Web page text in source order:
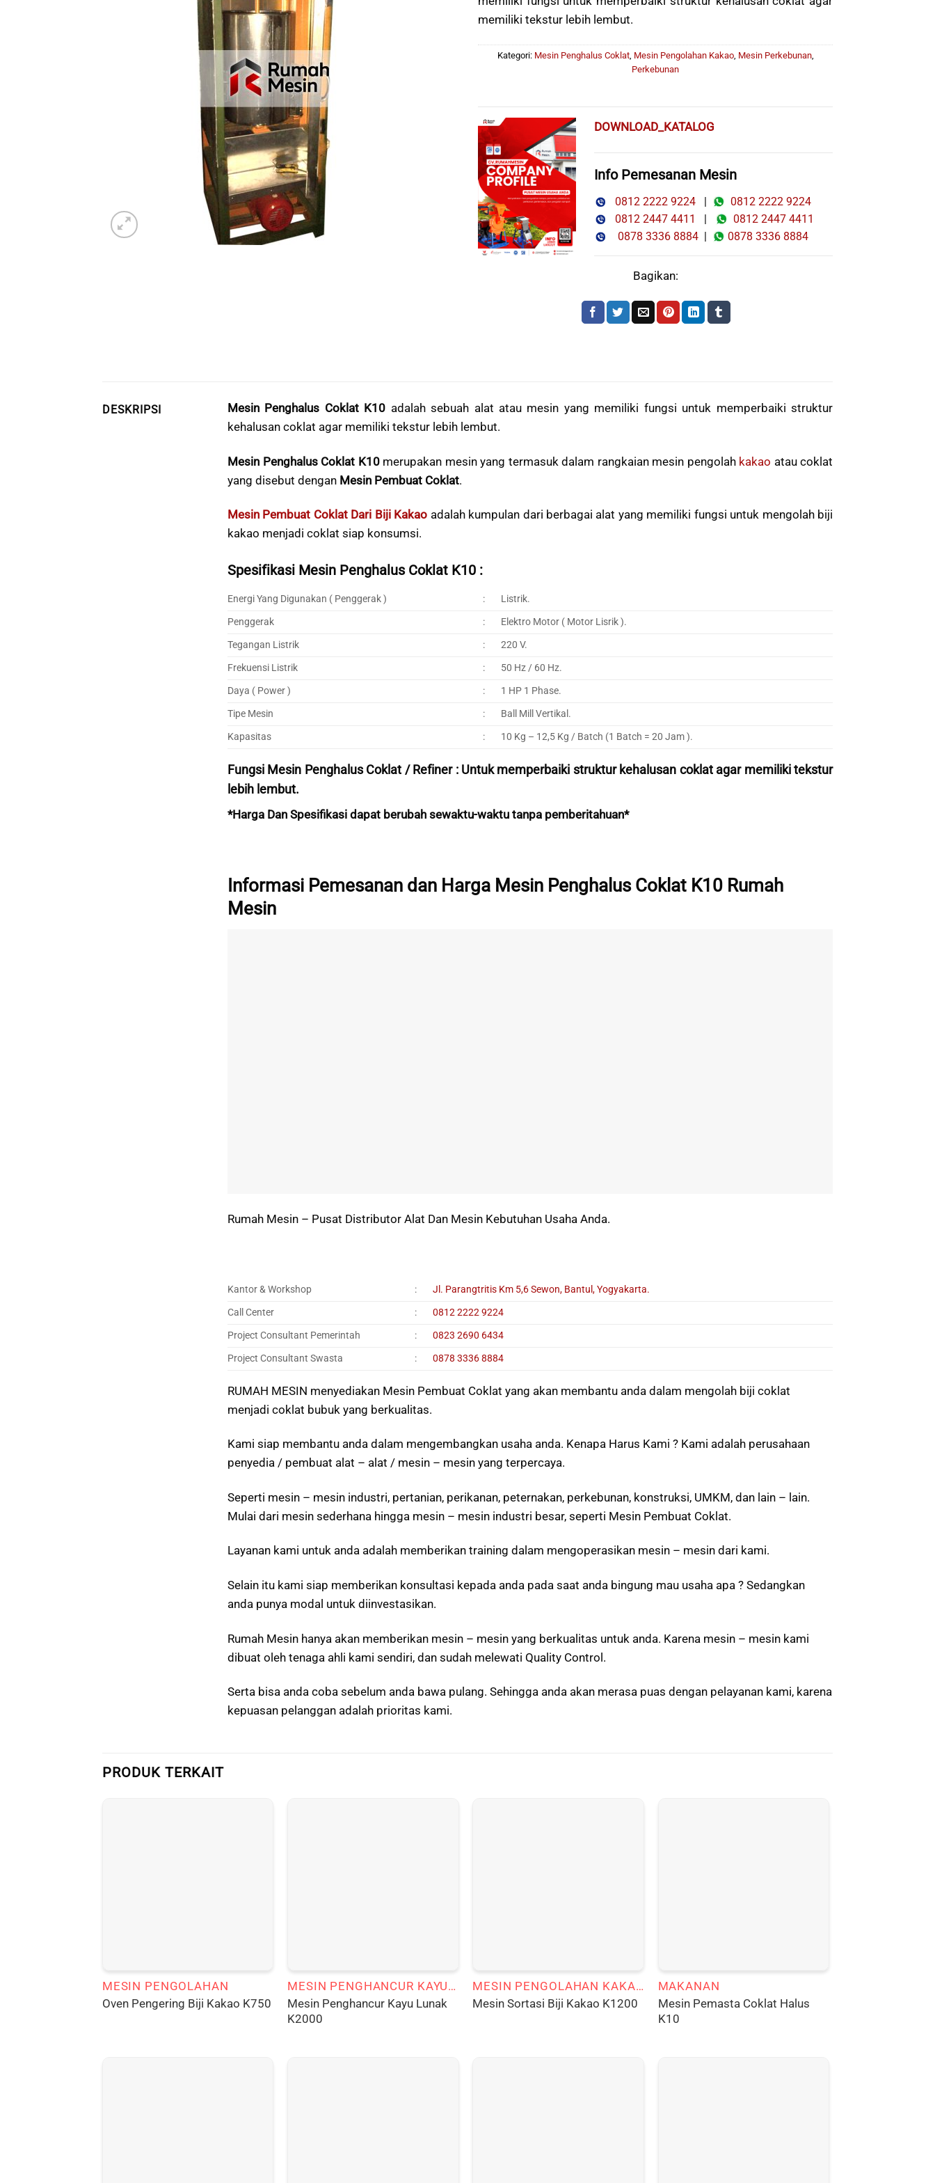
memiliki tekstur lebih lembut.
Kategori: Mesin Penghalus Coklat, Mesin Pengolahan Kakao, Mesin Perkebunan,
Perkebunan
DOWNLOAD_KATALOG
Info Pemesanan Mesin
0812 2222 9224 |
0812 2222 9224
0812 2447 4411
|
0812 2447 4411
0878 3336 8884 | 0878 3336 8884
Bagikan:
DESKRIPSI Mesin Penghalus Coklat K10 adalah sebuah alat atau mesin yang memiliki fungsi untuk memperbaiki struktur
kehalusan coklat agar memiliki tekstur lebih lembut.
Mesin Penghalus Coklat K10 merupakan mesin yang termasuk dalam rangkaian mesin pengolah kakao atau coklat
yang disebut dengan Mesin Pembuat Coklat.
Mesin Pembuat Coklat Dari Biji Kakao adalah kumpulan dari berbagai alat yang memiliki fungsi untuk mengolah biji
kakao menjadi coklat siap konsumsi.
Spesifikasi Mesin Penghalus Coklat K10 :
Energi Yang Digunakan ( Penggerak ) :
Listrik.
Penggerak
:
Elektro Motor ( Motor Lisrik ).
Tegangan Listrik
:
220 V.
Frekuensi Listrik
:
50 Hz / 60 Hz.
Daya ( Power )
:
1 HP 1 Phase.
Tipe Mesin
:
Ball Mill Vertikal.
Kapasitas
: 10 Kg – 12,5 Kg / Batch (1 Batch = 20 Jam ).
Fungsi Mesin Penghalus Coklat / Refiner : Untuk memperbaiki struktur kehalusan coklat agar memiliki tekstur
lebih lembut.
*Harga Dan Spesifikasi dapat berubah sewaktu-waktu tanpa pemberitahuan*
Informasi Pemesanan dan H arga Mesin Penghalus Coklat K10 Rumah
Mesin
Rumah Mesin – Pusat Distributor Alat Dan Mesin Kebutuhan Usaha Anda.
Kantor & Workshop :
Jl. Parangtritis Km 5,6 Sewon, Bantul, Yogyakarta.
Call Center
:
0812 2222 9224
Project Consultant Pemerintah
:
0823 2690 6434
Project Consultant Swasta
: 0878 3336 8884
RUMAH MESIN menyediakan Mesin Pembuat Coklat yang akan membantu anda dalam mengolah biji coklat
menjadi coklat bubuk yang berkualitas.
Kami siap membantu anda dalam mengembangkan usaha anda. Kenapa Harus Kami ? Kami adalah perusahaan
penyedia / pembuat alat – alat / mesin – mesin yang terpercaya.
Seperti mesin – mesin industri, pertanian, perikanan, peternakan, perkebunan, konstruksi, UMKM, dan lain – lain.
Mulai dari mesin sederhana hingga mesin – mesin industri besar, seperti Mesin Pembuat Coklat.
Layanan kami untuk anda adalah memberikan training dalam mengoperasikan mesin – mesin dari kami.
Selain itu kami siap memberikan konsultasi kepada anda pada saat anda bingung mau usaha apa ? Sedangkan
anda punya modal untuk diinvestasikan.
Rumah Mesin hanya akan memberikan mesin – mesin yang berkualitas untuk anda. Karena mesin – mesin kami
dibuat oleh tenaga ahli kami sendiri, dan sudah melewati Quality Control.
Serta bisa anda coba sebelum anda bawa pulang. Sehingga anda akan merasa puas dengan pelayanan kami, karena
kepuasan pelanggan adalah prioritas kami.
PRODUK TERKAIT
MESIN PENGOLAHAN
Oven Pengering Biji Kakao K750
MESIN PENGHANCUR KAYU LUNAK
Mesin Penghancur Kayu Lunak
K2000
MESIN PENGOLAHAN KAKAO
Mesin Sortasi Biji Kakao K1200
MAKANAN
Mesin Pemasta Coklat Halus
K10